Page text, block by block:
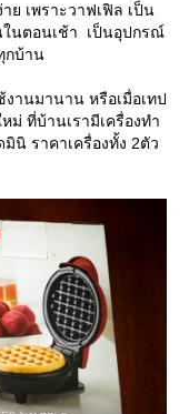
ย เพราะวาฟเฟิล เป็น
ในตอนเช้า เป็นอุปกรณ์
กบ้าน
งานมานาน หรือเมื่อเทป
ม่ ที่บ้านเรามีเครื่องทำ
นิ ราคาเครื่องทั้ง 2ตัว